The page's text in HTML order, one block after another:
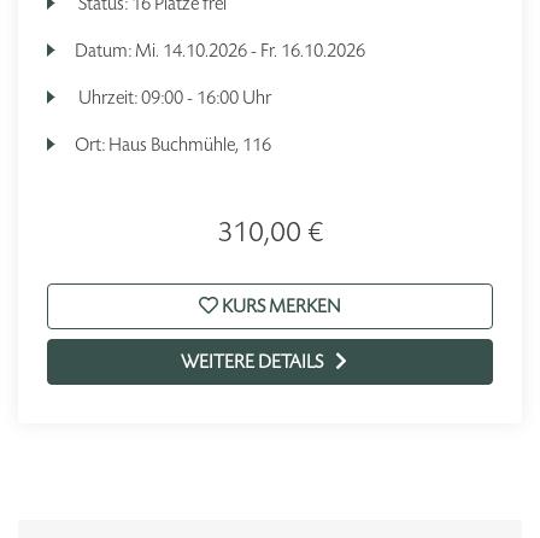
Datum: Mi. 14.10.2026 - Fr. 16.10.2026
Uhrzeit:09:00 - 16:00 Uhr
Ort: Haus Buchmühle, 116
310,00 €
KURS MERKEN
WEITERE DETAILS